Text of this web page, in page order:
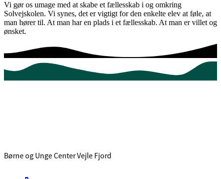
Vi gør os umage med at skabe et fællesskab i og omkring
Solvejskolen. Vi synes, det er vigtigt for den enkelte elev at føle, at
man hører til. At man har en plads i et fællesskab. At man er villet og
ønsket.
Børne og Unge Center Vejle Fjord